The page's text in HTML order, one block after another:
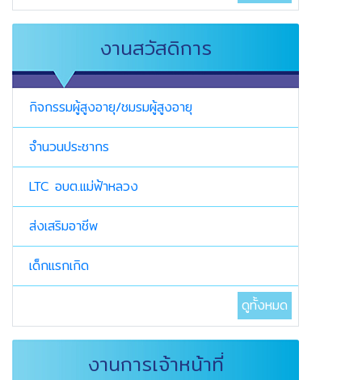
งานสวัสดิการ
กิจกรรมผู้สูงอายุ/ชมรมผู้สูงอายุ
จำนวนประชากร
LTC อบต.แม่ฟ้าหลวง
ส่งเสริมอาชีพ
เด็กแรกเกิด
ดูทั้งหมด
งานการเจ้าหน้าที่